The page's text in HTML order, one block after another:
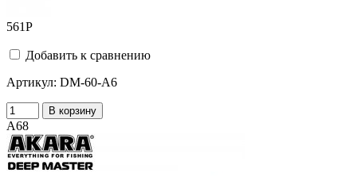
561Р
Добавить к сравнению
Артикул: DM-60-A6
В корзину
A68